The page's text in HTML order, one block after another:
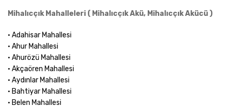
Mihalıcçık Mahalleleri ( Mihalıcçık Akü, Mihalıcçık Akücü )
• Adahisar Mahallesi
• Ahur Mahallesi
• Ahurözü Mahallesi
• Akçaören Mahallesi
• Aydınlar Mahallesi
• Bahtiyar Mahallesi
• Belen Mahallesi